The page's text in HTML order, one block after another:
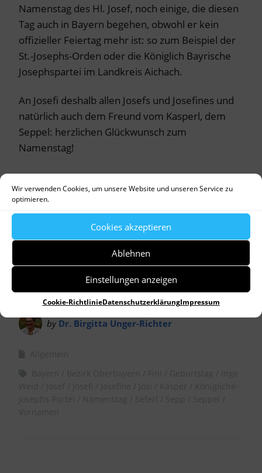
Wir verwenden Cookies, um unsere Website und unseren Service zu
optimieren.
Cookies akzeptieren
Ablehnen
Einstellungen anzeigen
Cookie-RichtlinieDatenschutzerklärungImpressum
Namenstag des Hl. Josef, noch einige, die diesen
Tag auch in Bayern begehen, obwohl er kein
offizieller Feiertag mehr ist: so zum Beispiel der
St.-Josephs-Orden oder die Königlich Bayrische
Josephspartei im Landkreis Aichach.
An Josefi deshalb allen Josefs und Josefines und
natürlich auch dem Freund vom Kasperl, dem
Seppel: herzlichen Glückwunsch zum
Namenstag!
Für das FOTO wurde nochmals das
Kasperltheater und die Handpuppen vom
hauseigenen Speicher geholt.
by Dr. Birgitta Unger-Richter